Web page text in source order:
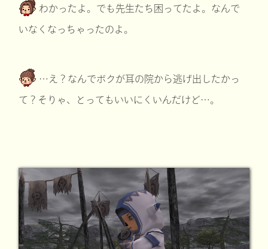
わかったよ。でも先生たち困ってたよ。なんで
いなくなっちゃったのよ。
…え？なんでボクが耳の院から逃げ出したかっ
て？そりゃ、とってもいいにくいんだけど…。